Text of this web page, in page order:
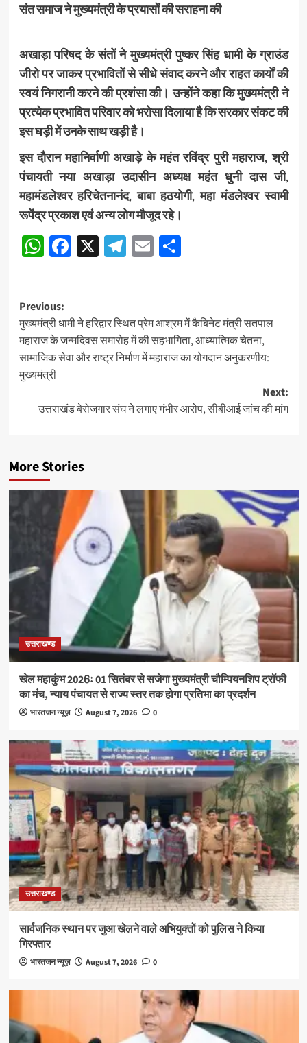
संत समाज ने मुख्यमंत्री के प्रयासों की सराहना की
अखाड़ा परिषद के संतों ने मुख्यमंत्री पुष्कर सिंह धामी के ग्राउंड
जीरो पर जाकर प्रभावितों से सीधे संवाद करने और राहत कार्यों की
स्वयं निगरानी करने की प्रशंसा की। उन्होंने कहा कि मुख्यमंत्री ने
प्रत्येक प्रभावित परिवार को भरोसा दिलाया है कि सरकार संकट की
इस घड़ी में उनके साथ खड़ी है।
इस दौरान महानिर्वाणी अखाड़े के महंत रविंद्र पुरी महाराज, श्री
पंचायती नया अखाड़ा उदासीन अध्यक्ष महंत धुनी दास जी,
महामंडलेश्वर हरिचेतनानंद, बाबा हठयोगी, महा मंडलेश्वर स्वामी
रूपेंद्र प्रकाश एवं अन्य लोग मौजूद रहे।
WhatsApp
Facebook
X Telegram
EmailShare
Post
navigation
Previous:
मुख्यमंत्री धामी ने हरिद्वार स्थित प्रेम आश्रम में कैबिनेट मंत्री सतपाल
महाराज के जन्मदिवस समारोह में की सहभागिता, आध्यात्मिक चेतना,
सामाजिक सेवा और राष्ट्र निर्माण में महाराज का योगदान अनुकरणीय:
मुख्यमंत्री
Next:
उत्तराखंड बेरोजगार संघ ने लगाए गंभीर आरोप, सीबीआई जांच की मांग
More Stories
उत्तराखण्ड
खेल महाकुंभ 2026ः 01 सितंबर से सजेगा मुख्यमंत्री चौम्पियनशिप ट्रॉफी
का मंच, न्याय पंचायत से राज्य स्तर तक होगा प्रतिभा का प्रदर्शन
भारतजन न्यूज़ August 7, 2026 0
उत्तराखण्ड
सार्वजनिक स्थान पर जुआ खेलने वाले अभियुक्तों को पुलिस ने किया
गिरफ्तार
भारतजन न्यूज़ August 7, 2026 0